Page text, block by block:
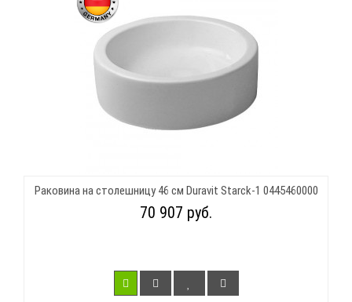
Раковина на столешницу 46 см Duravit Starck-1 0445460000
70 907 руб.